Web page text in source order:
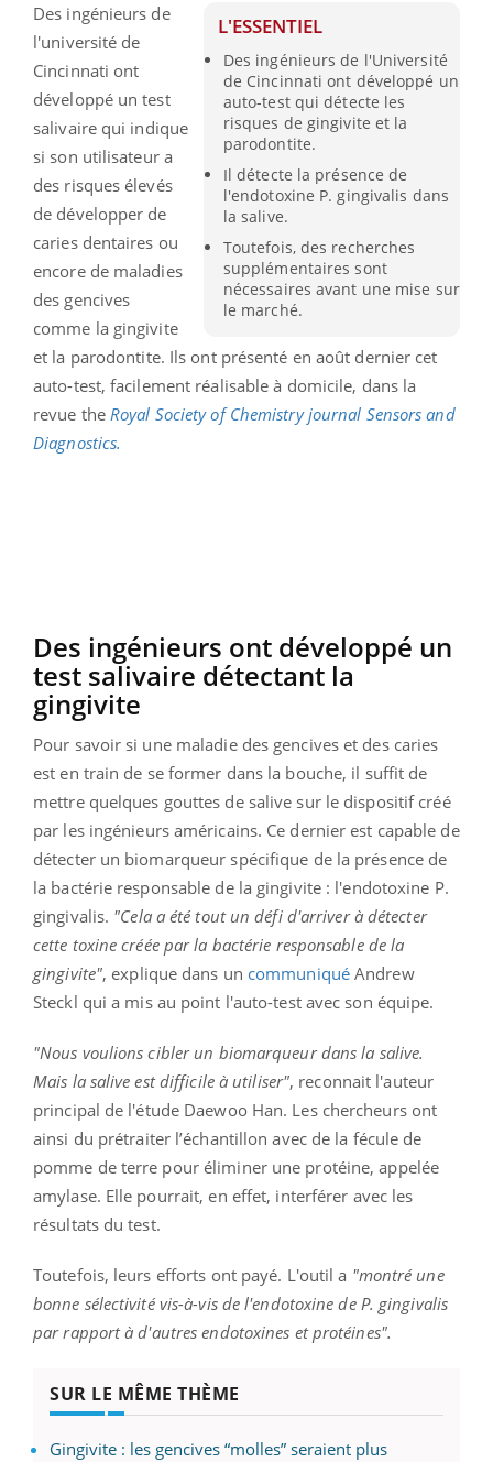
L'ESSENTIEL
Des ingénieurs de l'Université
de Cincinnati ont développé un
auto-test qui détecte les
risques de gingivite et la
parodontite.
Il détecte la présence de
l'endotoxine P. gingivalis dans
la salive.
Toutefois, des recherches
supplémentaires sont
nécessaires avant une mise sur
le marché.
Des ingénieurs de
l'université de
Cincinnati ont
développé un test
salivaire qui indique
si son utilisateur a
des risques élevés
de développer de
caries dentaires ou
encore de maladies
des gencives
comme la gingivite
et la parodontite. Ils ont présenté en août dernier cet
auto-test, facilement réalisable à domicile, dans la
revue the Royal SocietyofChemistryjournal Sensors and
Diagnostics.
Des ingénieurs ont développé un
test salivaire détectant la
gingivite
Pour savoir si une maladie des gencives et des caries
est en train de se former dans la bouche, il suffit de
mettre quelques gouttes de salive sur le dispositif créé
par les ingénieurs américains. Ce dernier est capable de
détecter un biomarqueur spécifique de la présence de
la bactérie responsable de la gingivite : l'endotoxine P.
gingivalis. "Cela a été tout un défi d'arriver à détecter
cette toxine créée par la bactérie responsable de la
gingivite", explique dans un communiquéAndrew
Steckl qui a mis au point l'auto-test avec son équipe.
"Nous voulions cibler un biomarqueur dans la salive.
Mais la salive est difficile à utiliser", reconnait l'auteur
principal de l'étude Daewoo Han. Les chercheurs ont
ainsi du prétraiterl’échantillon avec de la fécule de
pomme de terre pour éliminer une protéine, appelée
amylase. Elle pourrait, en effet, interférer avec les
résultats du test.
Toutefois, leurs efforts ontpayé. L'outil a "montré une
bonne sélectivité vis-à-vis de l'endotoxine de P. gingivalis
par rapport à d'autres endotoxines et protéines".
SUR LE MÊME THÈME
Gingivite : les gencives “molles” seraient plus